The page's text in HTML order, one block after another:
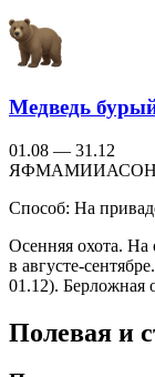
Медведь
01.08 — 31.12
ЯФМАМИИАСОН
Способ: На
Осенняя охота.
в августе-
01.12). Берложная
Полевая и